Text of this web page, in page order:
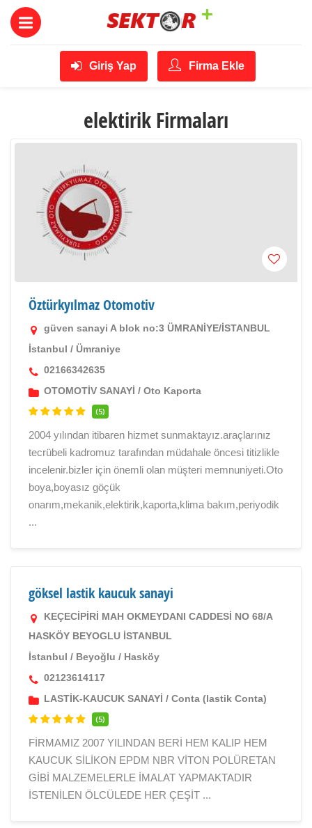
Giriş Yap Firma Ekle
elektirik Firmaları
Öztürkyılmaz Otomotiv
güven sanayi A blok no:3 ÜMRANİYE/İSTANBUL
İstanbul / Ümraniye
02166342635
OTOMOTİV SANAYİ / Oto Kaporta
(5)
2004 yılından itibaren hizmet sunmaktayız.araçlarınız
tecrübeli kadromuz tarafından müdahale öncesi titizlikle
incelenir.bizler için önemli olan müşteri memnuniyeti.Oto
boya,boyasız göçük
onarım,mekanik,elektirik,kaporta,klima bakım,periyodik
...
göksel lastik kaucuk sanayi
KEÇECİPİRİ MAH OKMEYDANI CADDESİ NO 68/A
HASKÖY BEYOGLU İSTANBUL
İstanbul / Beyoğlu / Hasköy
02123614117
LASTİK-KAUCUK SANAYİ / Conta (lastik Conta)
(5)
FİRMAMIZ 2007 YILINDAN BERİ HEM KALIP HEM
KAUCUK SİLİKON EPDM NBR VİTON POLÜRETAN
GİBİ MALZEMELERLE İMALAT YAPMAKTADIR
İSTENİLEN ÖLCÜLEDE HER ÇEŞİT ...